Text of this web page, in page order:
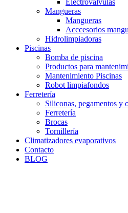
Mangueras
Mangueras
Acccesorios
Hidrolimpiadoras
Piscinas
Bomba de piscina
Productos para
Mantenimiento Piscinas
Robot limpiafondos
Ferretería
Siliconas, pegamentos y
Ferretería
Brocas
Tornillería
Climatizadores evaporativos
Contacto
BLOG